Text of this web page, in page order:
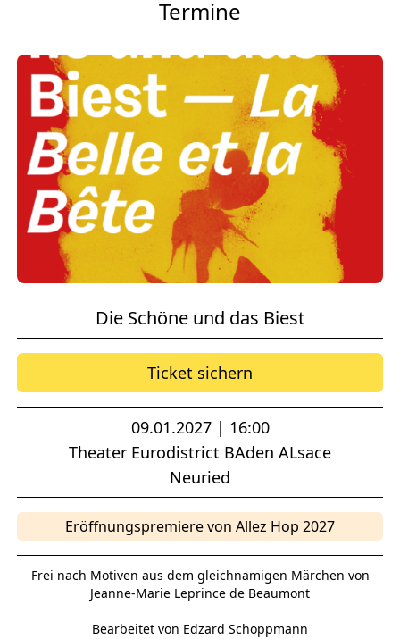
Termine
Die Schöne und das Biest
Ticket sichern
09.01.2027 | 16:00
Theater Eurodistrict BAden ALsace
Neuried
Eröffnungspremiere von Allez Hop 2027
Frei nach Motiven aus dem gleichnamigen Märchen von
Jeanne-Marie Leprince de Beaumont
Bearbeitet von Edzard Schoppmann